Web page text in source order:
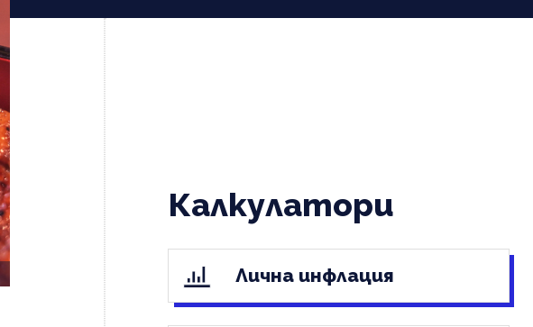
Калкулатори
Лична инфлация